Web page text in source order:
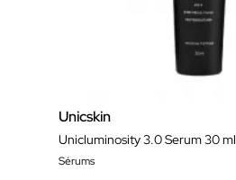
Unicskin
Unicluminosity 3.0 Serum 30 ml
Sérums